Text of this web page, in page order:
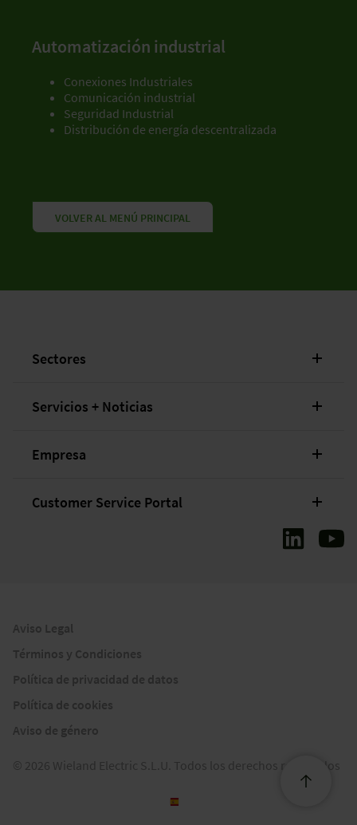
Automatización industrial
Conexiones Industriales
Comunicación industrial
Seguridad Industrial
Distribución de energía descentralizada
VOLVER AL MENÚ PRINCIPAL
Sectores
Servicios + Noticias
Empresa
Customer Service Portal
Aviso Legal
Términos y Condiciones
Política de privacidad de datos
Política de cookies
Aviso de género
© 2026 Wieland Electric S.L.U. Todos los derechos reservados